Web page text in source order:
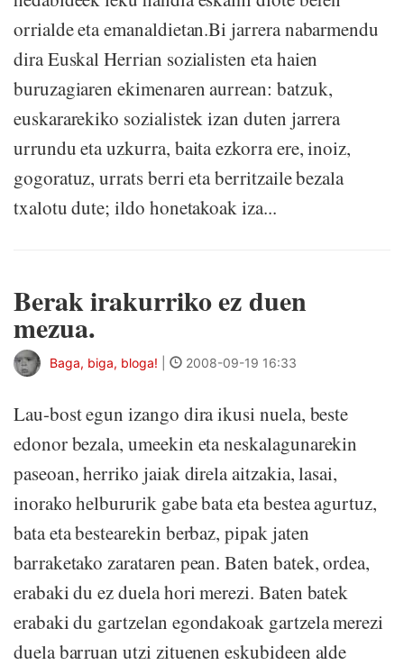
orrialde eta emanaldietan.Bi jarrera nabarmendu
dira Euskal Herrian sozialisten eta haien
buruzagiaren ekimenaren aurrean: batzuk,
euskararekiko sozialistek izan duten jarrera
urrundu eta uzkurra, baita ezkorra ere, inoiz,
gogoratuz, urrats berri eta berritzaile bezala
txalotu dute; ildo honetakoak iza...
Berak irakurriko ez duen
mezua.
Baga, biga, bloga! 2008-09-19 16:33
Lau-bost egun izango dira ikusi nuela, beste
edonor bezala, umeekin eta neskalagunarekin
paseoan, herriko jaiak direla aitzakia, lasai,
inorako helbururik gabe bata eta bestea agurtuz,
bata eta bestearekin berbaz, pipak jaten
barraketako zarataren pean. Baten batek, ordea,
erabaki du ez duela hori merezi. Baten batek
erabaki du gartzelan egondakoak gartzela merezi
duela barruan utzi zituenen eskubideen alde